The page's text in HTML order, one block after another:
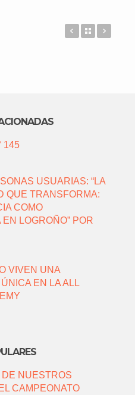
EL Nº 114
Back to
145
USUARIAS: “LA
QUE TRANSFORMA:
COMO
LOGROÑO” POR
VIVEN UNA
EN LA ALL
NUESTROS
CAMPEONATO